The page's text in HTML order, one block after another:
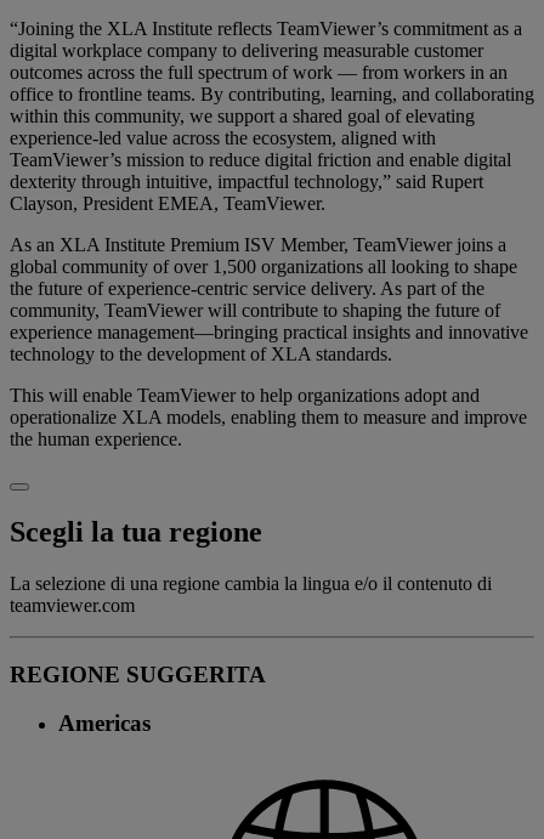
“Joining the XLA Institute reflects TeamViewer’s commitment as a
digital workplace company to delivering measurable customer
outcomes across the full spectrum of work — from workers in an
office to frontline teams. By contributing, learning, and collaborating
within this community, we support a shared goal of elevating
experience-led value across the ecosystem, aligned with
TeamViewer’s mission to reduce digital friction and enable digital
dexterity through intuitive, impactful technology,” said Rupert
Clayson, President EMEA, TeamViewer.
As an XLA Institute Premium ISV Member, TeamViewer joins a
global community of over 1,500 organizations all looking to shape
the future of experience-centric service delivery. As part of the
community, TeamViewer will contribute to shaping the future of
experience management—bringing practical insights and innovative
technology to the development of XLA standards.
This will enable TeamViewer to help organizations adopt and
operationalize XLA models, enabling them to measure and improve
the human experience.
Scegli la tua regione
La selezione di una regione cambia la lingua e/o il contenuto di
teamviewer.com
REGIONE SUGGERITA
Americas